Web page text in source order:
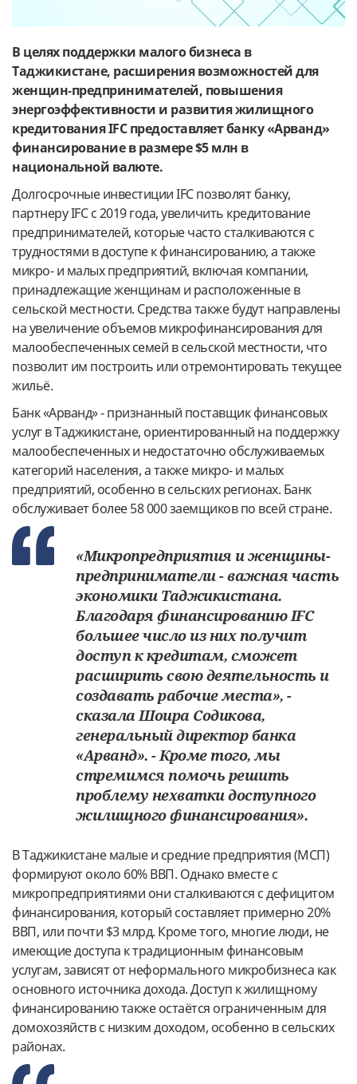
В целях поддержки малого бизнеса в
Таджикистане, расширения возможностей для
женщин‑предпринимателей, повышения
энергоэффективности и развития жилищного
кредитования IFC предоставляет банку «Арванд»
финансирование в размере $5 млн в
национальной валюте.
Долгосрочные инвестиции IFC позволят банку,
партнеру IFC с 2019 года, увеличить кредитование
предпринимателей, которые часто сталкиваются с
трудностями в доступе к финансированию, а также
микро- и малых предприятий, включая компании,
принадлежащие женщинам и расположенные в
сельской местности. Средства также будут направлены
на увеличение объемов микрофинансирования для
малообеспеченных семей в сельской местности, что
позволит им построить или отремонтировать текущее
жильё.
Банк «Арванд» - признанный поставщик финансовых
услуг в Таджикистане, ориентированный на поддержку
малообеспеченных и недостаточно обслуживаемых
категорий населения, а также микро- и малых
предприятий, особенно в сельских регионах. Банк
обслуживает более 58 000 заемщиков по всей стране.
«Микропредприятия и женщины-
предприниматели - важная часть
экономики Таджикистана.
Благодаря финансированию IFC
большее число из них получит
доступ к кредитам, сможет
расширить свою деятельность и
создавать рабочие места», -
сказала Шоира Содикова,
генеральный директор банка
«Арванд». - Кроме того, мы
стремимся помочь решить
проблему нехватки доступного
жилищного финансирования».
В Таджикистане малые и средние предприятия (МСП)
формируют около 60% ВВП. Однако вместе с
микропредприятиями они сталкиваются с дефицитом
финансирования, который составляет примерно 20%
ВВП, или почти $3 млрд. Кроме того, многие люди, не
имеющие доступа к традиционным финансовым
услугам, зависят от неформального микробизнеса как
основного источника дохода. Доступ к жилищному
финансированию также остаётся ограниченным для
домохозяйств с низким доходом, особенно в сельских
районах.